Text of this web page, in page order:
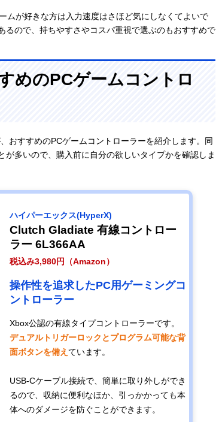
ムが好きな方は入力速度はさほど気にしなくてよいで
ので、持ちやすさやコスパ重視で選ぶのもおすすめで
めのPCゲームコントロ
おすすめのPCゲームコントローラーを紹介します。同
多いので、購入前に自分の欲しいタイプかを確認しま
ハイパーエックス(HyperX)
Clutch Gladiate 有線コントロー
ラー 6L366AA
税込み3,980円（Amazon）
操作性を追求したPC用ゲーミングコ
ントローラー
Xbox公認の有線タイプコントローラーです。
デュアルトリガーロックとプログラム可能な背
面ボタンを備え ています。
USB-Cケーブル接続で、簡単に取り外しができ
るので、収納に便利なほか、引っかかっても本
体へのダメージを防ぐことができます。